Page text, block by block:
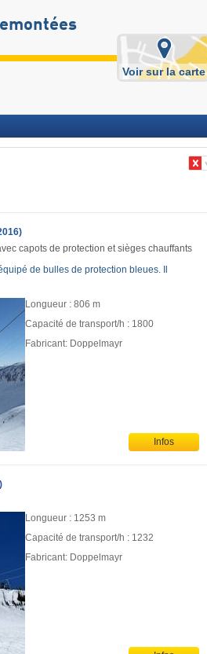
Voir sur la carte
capots de protection et sièges chauffants
de bulles de protection bleues. Il
Longueur : 806 m
Capacité de transport/h : 1800
Fabricant: Doppelmayr
Infos
Longueur : 1253 m
Capacité de transport/h : 1232
Fabricant: Doppelmayr